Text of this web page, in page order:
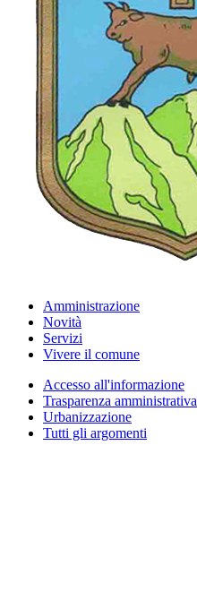
Amministrazione
Novità
Servizi
Vivere il comune
Accesso all'informazione
Trasparenza amministrativa
Urbanizzazione
Tutti gli argomenti